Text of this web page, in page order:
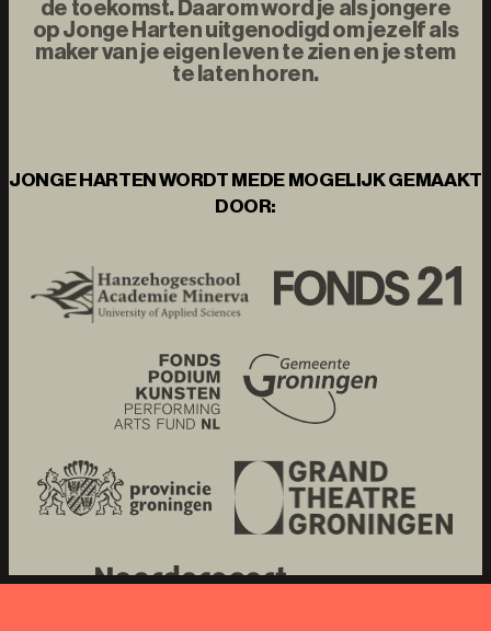
de toekomst. Daarom word je als jongere
op Jonge Harten uitgenodigd om jezelf als
maker van je eigen leven te zien en je stem
te laten horen.
JONGE HARTEN WORDT MEDE MOGELIJK GEMAAKT
DOOR: